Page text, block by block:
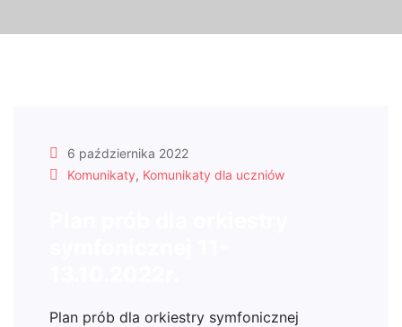
6 października 2022
Komunikaty, Komunikaty dla uczniów
Plan prób dla orkiestry symfonicznej